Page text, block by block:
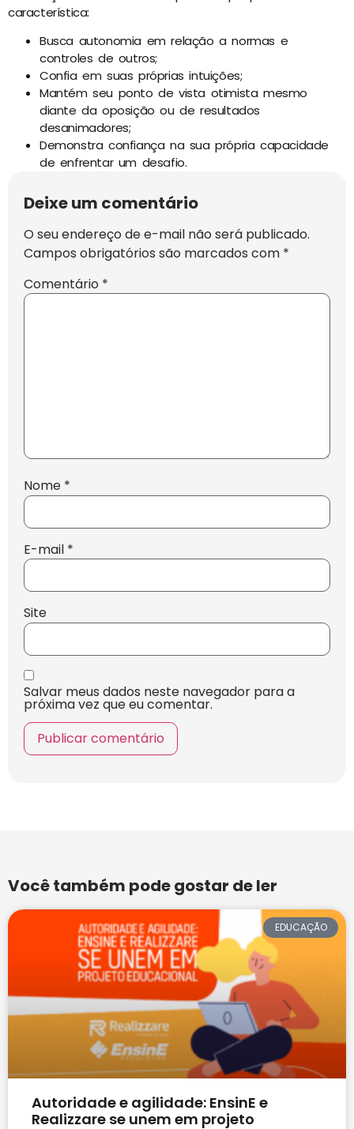
característica:
Busca autonomia em relação a normas e
controles de outros;
Confia em suas próprias intuições;
Mantém seu ponto de vista otimista mesmo
diante da oposição ou de resultados
desanimadores;
Demonstra confiança na sua própria capacidade
de enfrentar um desafio.
Deixe um comentário
O seu endereço de e-mail não será publicado.
Campos obrigatórios são marcados com *
Comentário *
Nome *
E-mail *
Site
Salvar meus dados neste navegador para a
próxima vez que eu comentar.
Você também pode gostar de ler
EDUCAÇÃO
Autoridade e agilidade: EnsinE e
Realizzare se unem em projeto